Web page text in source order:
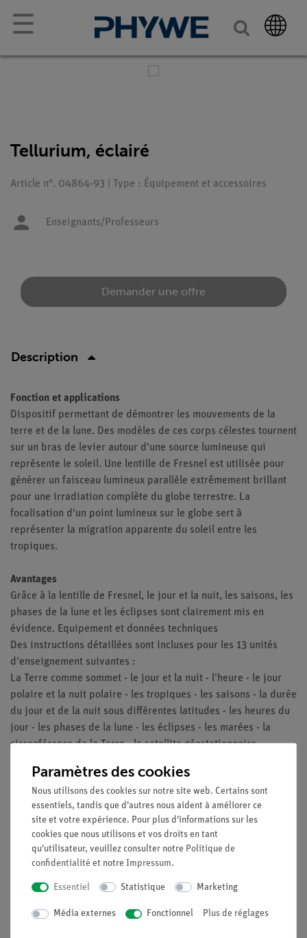
☰
Tellurium, éclairé
Article n°. 04864-93 | Type : Équipement et accessoires
Enseignants/Professeurs
Demander une offre
Description
Fonction et applications
Dispositif permettant de démontrer les mouvements de la
terre et de la lune. Des modèles de ces corps célestes tournent
sur un bras de levier autour d'une source lumineuse qui
représente le soleil. Une lentille de Fresnel est utilisée pour
générer un faisceau lumineux parallèle extrêmement brillant
pour une irradiation complète du globe terrestre. La
focalisation d'un point lumineux sur le globe sert à
représenter la migration apparente du soleil entre les
tropiques.
Avantages
Grâce à la lentille de Fresnel, le jour et la nuit, les saisons, les
phases de la lune et les éclipses sont clairement mis en
évidence. Equipement et données techniques
Des instructions détaillées sont incluses pour les 13 unités
d'enseignement suivantes :
La Terre comme sommet - le jour et la nuit - l'heure - le jour
polaire et la nuit polaire - les tropiques - les saisons - la durée
du jour et de la nuit sous différentes latitudes - les heures du
jour - les phases de la lune - les éclipses - les marées - la
circonférence de la Terre - le satellite géostationnaire.
Equipement et données techniques
- Diamètre du globe : 100 mm.
- Tension de raccordement : 230 V ~ (bloc d'alimentation
inclus)
- Dimensions (mm) : 650 x 250 x 250.
- Poids : 3 kg.
Paramètres des cookies
Nous utilisons des cookies sur notre site web. Certains sont
essentiels, tandis que d'autres nous aident à améliorer ce
site et votre expérience. Pour plus d'informations sur les
cookies que nous utilisons et vos droits en tant
qu'utilisateur, veuillez consulter notre Politique de
confidentialité et notre Impressum.
Essentiel Statistique Marketing
Média externes Fonctionnel Plus de réglages